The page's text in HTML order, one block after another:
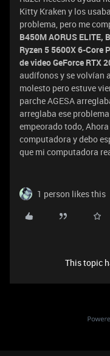
Kitty Kraken y los
problema, pero me
B450M AORUS ELITE,
Ryzen 5 5600X 6-Core
de video GeForce RTX
audífonos y se volvían
molesto pero estuve
parche AGESA
arreglaba ese
empeorado todo,
computadora y debo
que mi computadora
1 person likes this
This topic